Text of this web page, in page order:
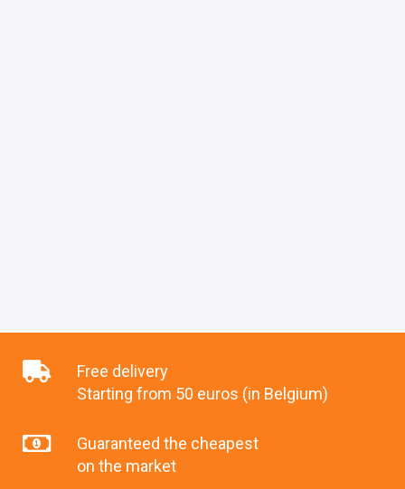
Free delivery
Starting from 50 euros (in Belgium)
Guaranteed the cheapest
on the market